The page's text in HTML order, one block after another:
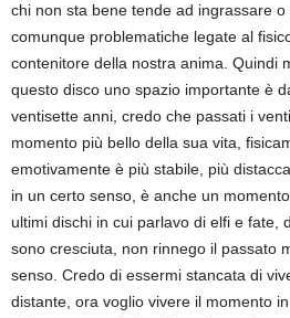
chi non sta bene tende ad ingrassare
comunque problematiche legate al
contenitore della nostra anima. Quindi
questo disco uno spazio importante è
ventisette anni, credo che passati i
momento più bello della sua vita,
emotivamente è più stabile, più
in un certo senso, è anche un
ultimi dischi in cui parlavo di elfi e fate,
sono cresciuta, non rinnego il passato
senso. Credo di essermi stancata di
distante, ora voglio vivere il momento